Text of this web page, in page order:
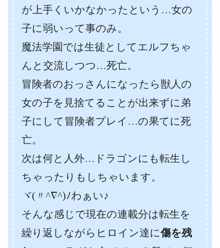
が上手くいかなかったという…女の
子に弱いって事のみ。
魔法学園では生徒としてエルフちゃ
んと交流しつつ…死亡。
冒険者のおっさんになったら獣人の
女の子を見捨てることが出来ずに弟
子にして冒険者プレイ…の果てに死
亡。
次は何と人外…ドラゴンにも転生し
ちゃったりもしちゃいます。
ヾ(〃^∇^)ﾉわぁい♪
そんな感じで現在の連載分は転生を
繰り返しながらヒロイン達に傷を残